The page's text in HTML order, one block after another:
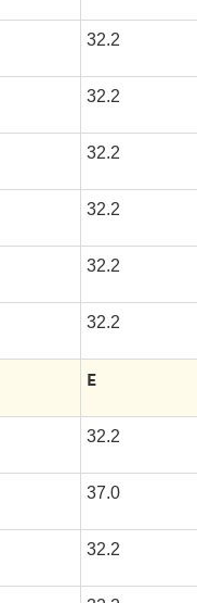
32.2
32.2
32.2
32.2
32.2
32.2
E
32.2
37.0
32.2